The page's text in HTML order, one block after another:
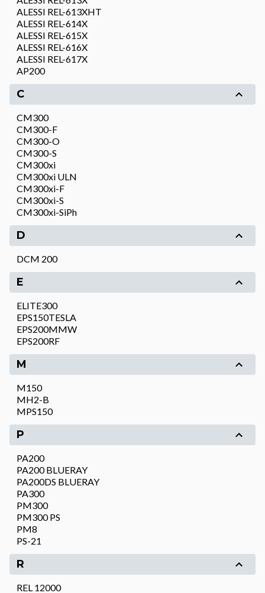
ALESSI REL-613XHT
ALESSI REL-614X
ALESSI REL-615X
ALESSI REL-616X
ALESSI REL-617X
AP200
C
CM300
CM300-F
CM300-O
CM300-S
CM300xi
CM300xi ULN
CM300xi-F
CM300xi-S
CM300xi-SiPh
D
DCM 200
E
ELITE300
EPS150TESLA
EPS200MMW
EPS200RF
M
M150
MH2-B
MPS150
P
PA200
PA200 BLUERAY
PA200DS BLUERAY
PA300
PM300
PM300 PS
PM8
PS-21
R
REL 12000